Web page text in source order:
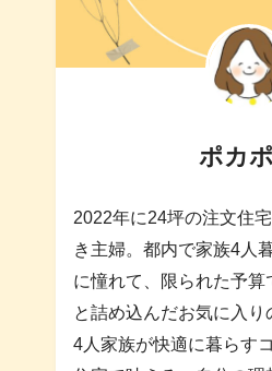
ポカ
2022年に24坪の注文住
き主婦。都内で家族4人
に憧れて、限られた予算
と詰め込んだお気に入り
4人家族が快適に暮らす